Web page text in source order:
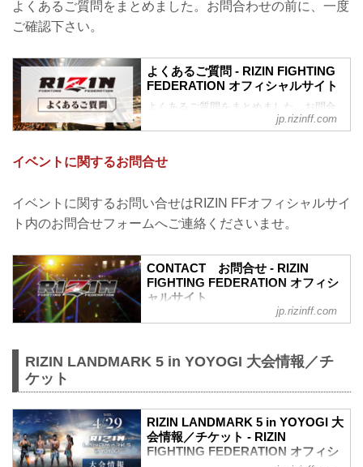
よくあるご質問をまとめました。お問合わせの前に、一度
ご確認下さい。
よくあるご質問 - RIZIN FIGHTING
FEDERATION オフィシャルサイト
よくあるご質問をまとめました。お問合
わせの前に、一度ご確認下さい。
Q.1 より良い席で観戦したいのですが、
どの先行でチケットを買うと一番良い席
A. より良い席のご案内は、以下の順番と
なります。
①ファンクラブ先行（超強者→強者）/
②先行販売（オフィシャルサイト先行・
プレイガイド先行・番組・チラシ等 順不
同）
③各プレイガイドの一般発売
※予約流れや演出の変更などで前後する
※各選手販...
jp.rizinff.com
イベントに関するお問合せ
イベントに関するお問い合せはRIZIN FFオフィシャルサイ
ト内のお問合せフォームへご連絡くださいませ。
CONTACT お問合せ - RIZIN
FIGHTING FEDERATION オフィシ
ャルサイト
RIZIN FIGHTING FEDERATION オフィシ
「RIZIN FIGHTING FEDERATION」（ラ
ン）の情報・加盟団体について発信して
いきます。
jp.rizinff.com
RIZIN LANDMARK 5 in YOYOGI 大会情報／チ
ケット
RIZIN LANDMARK 5 in YOYOGI 大
会情報／チケット - RIZIN
FIGHTING FEDERATION オフィシ